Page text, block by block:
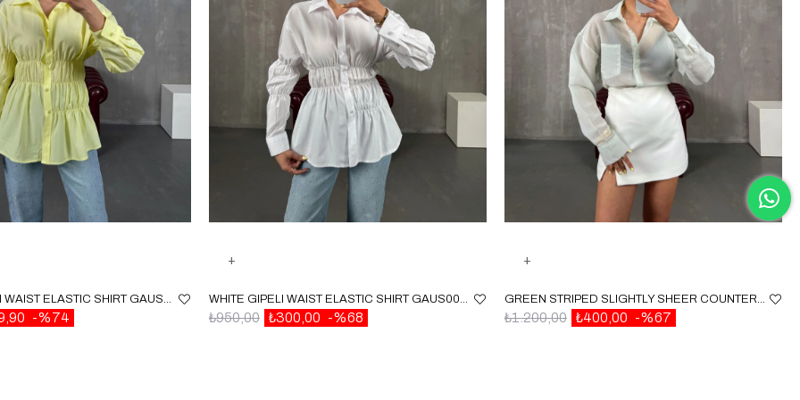
YELLOW GIPELI WAIST ELASTIC SHIRT GAUS00087
%74
WHITE GIPELI WAIST ELASTIC SHIRT GAUS00087
%68
₺300,00
₺950,00
GREEN STRIPED SLIGHTLY SHEER COUNTERPART SHIRT GAUS00153
%67
₺400,00
₺1.200,00